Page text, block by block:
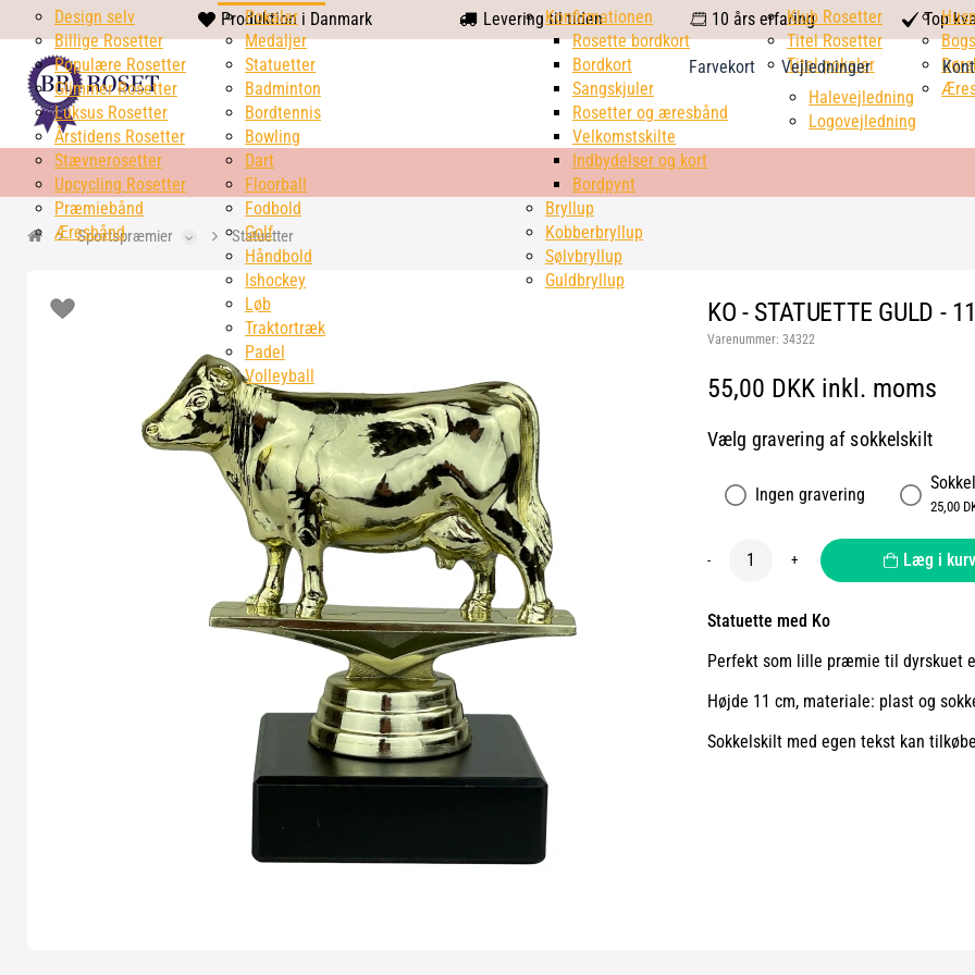
heart
solid
Produktion i Danmark Levering til tiden calendar
10 års erfaring
check
mark
Top
Farvekort
Vejledninger
Halevejledning
Logovejledning
Design selv
Billige Rosetter
Populære Rosetter
Glimmer Rosetter
Luksus Rosetter
Årstidens Rosetter
Stævnerosetter
Upcycling Rosetter
Præmiebånd
Æresbånd
Pokaler
Medaljer
Statuetter
Badminton
Bordtennis
Bowling
Dart
Floorball
Fodbold
Golf
Håndbold
Ishockey
Løb
Traktortræk
Padel
Volleyball
Konfirmationen
Rosette bordkort
Bordkort
Sangskjuler
Rosetter og æresbånd
Velkomstskilte
Indbydelser og kort
Bordpynt
Bryllup
Kobberbryllup
Sølvbryllup
Guldbryllup
Klub Rosetter
Titel Rosetter
Titel pokaler
Sportspræmier Statuetter
KO - STATUETTE GULD -
Varenummer: 34322
55,00 DKK inkl. moms
Vælg gravering af sokkelskilt
Ingen gravering
25,00
- + Læg i kurv
Statuette med Ko
Perfekt som lille præmie til dyrskuet
Højde 11 cm, materiale: plast og
Sokkelskilt med egen tekst kan